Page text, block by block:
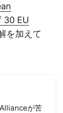
30 EU
を加えて
が苦